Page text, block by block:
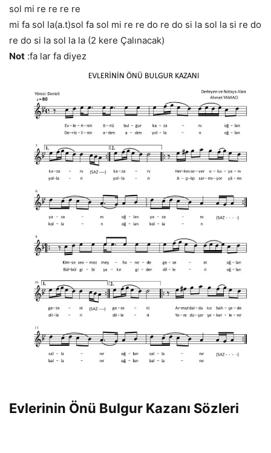
sol mi re re re re
mi fa sol la(a.t)sol fa sol mi re re do re do si la sol la si re do
re do si la sol la la (2 kere Çalınacak)
Not :fa lar fa diyez
Evlerinin Önü Bulgur Kazanı Sözleri